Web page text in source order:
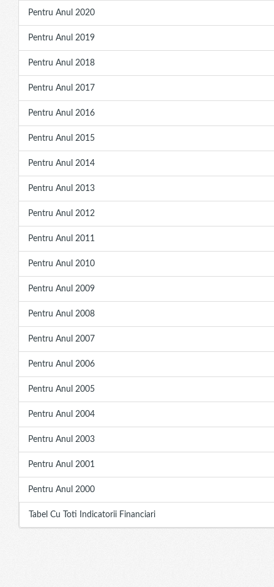
Pentru Anul 2020
Pentru Anul 2019
Pentru Anul 2018
Pentru Anul 2017
Pentru Anul 2016
Pentru Anul 2015
Pentru Anul 2014
Pentru Anul 2013
Pentru Anul 2012
Pentru Anul 2011
Pentru Anul 2010
Pentru Anul 2009
Pentru Anul 2008
Pentru Anul 2007
Pentru Anul 2006
Pentru Anul 2005
Pentru Anul 2004
Pentru Anul 2003
Pentru Anul 2001
Pentru Anul 2000
Tabel Cu Toti Indicatorii Financiari